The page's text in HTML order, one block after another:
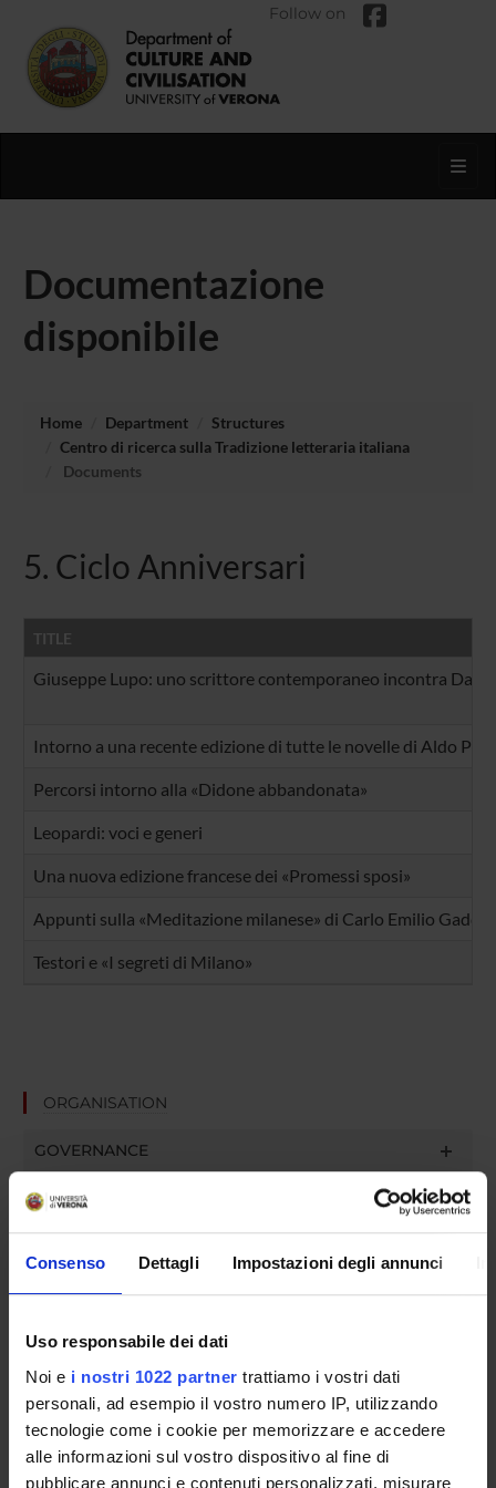
Consenso Dettagli Impostazioni degli annunci
Uso responsabile dei dati
Noi e i nostri 1022 partner trattiamo i vostri dati
personali, ad esempio il vostro numero IP, utilizzando
tecnologie come i cookie per memorizzare e accedere
alle informazioni sul vostro dispositivo al fine di
pubblicare annunci e contenuti personalizzati, misurare
Follow on
Documentazione
disponibile
Home Department
Structures
Centro di ricerca sulla Tradizione letteraria italiana
Documents
5. Ciclo Anniversari
TITLE
Giuseppe Lupo: uno scrittore contemporaneo incontra
Intorno a una recente edizione di tutte le novelle di Aldo
Percorsi intorno alla «Didone abbandonata»
Leopardi: voci e generi
Una nuova edizione francese dei «Promessi sposi»
Appunti sulla «Meditazione milanese» di Carlo Emilio Gadda
Testori e «I segreti di Milano»
ORGANISATION
GOVERNANCE
COMMITTEES
STUDENT ADMINISTRATION OFFICES
DEPARTMENT FACILITIES
LIBRARIES
CENTRI